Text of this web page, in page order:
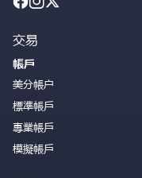
交易
帳戶
美分帳户
標準帳戶
專業帳戶
模擬帳戶